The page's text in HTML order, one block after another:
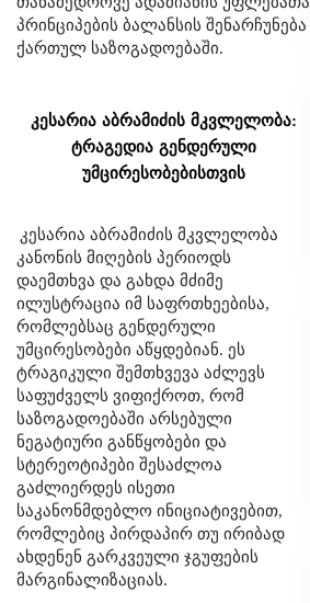
პრინციპების ბალანსის შენარჩუნება
ქართულ საზოგადოებაში.
კესარია აბრამიძის მკვლელობა:
ტრაგედია გენდერული
უმცირესობებისთვის
კესარია აბრამიძის მკვლელობა
კანონის მიღების პერიოდს
დაემთხვა და გახდა მძიმე
ილუსტრაცია იმ საფრთხეებისა,
რომლებსაც გენდერული
უმცირესობები აწყდებიან. ეს
ტრაგიკული შემთხვევა აძლევს
საფუძველს ვიფიქროთ, რომ
საზოგადოებაში არსებული
ნეგატიური განწყობები და
სტერეოტიპები შესაძლოა
გაძლიერდეს ისეთი
საკანონმდებლო ინიციატივებით,
რომლებიც პირდაპირ თუ ირიბად
ახდენენ გარკვეული ჯგუფების
მარგინალიზაციას.